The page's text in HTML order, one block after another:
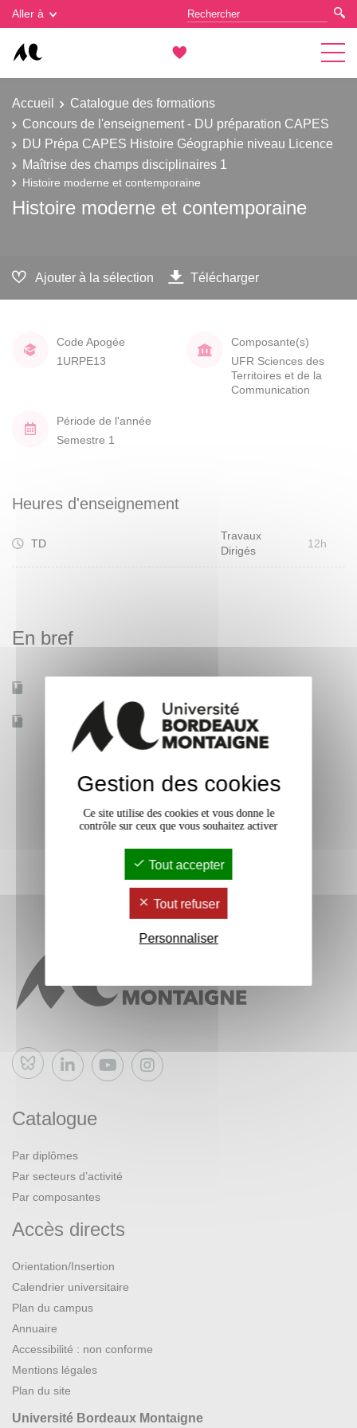
Aller à
Accueil
Catalogue des formations
Concours de l'enseignement - DU préparation CAPES
DU Prépa CAPES Histoire Géographie niveau Licence
Maîtrise des champs disciplinaires 1
Histoire moderne et contemporaine
Histoire moderne et contemporaine
Ajouter à la sélection Télécharger
Code Apogée
1URPE13
Composante(s)
UFR Sciences des
Territoires et de la
Communication
Période de l'année
Semestre 1
Heures d'enseignement
TD
Travaux
Dirigés
12h
En bref
Accessible à distance Non
Bluesky
Catalogue
Par diplômes
Par secteurs d’activité
Par composantes
Accès directs
Orientation/Insertion
Calendrier universitaire
Plan du campus
Annuaire
Accessibilité : non conforme
Mentions légales
Plan du site
Université Bordeaux Montaigne
Gestion des cookies
Gestion des cookies
Ce site utilise des cookies et vous donne le
contrôle sur ceux que vous souhaitez activer
Tout accepter
Tout refuser
Personnaliser